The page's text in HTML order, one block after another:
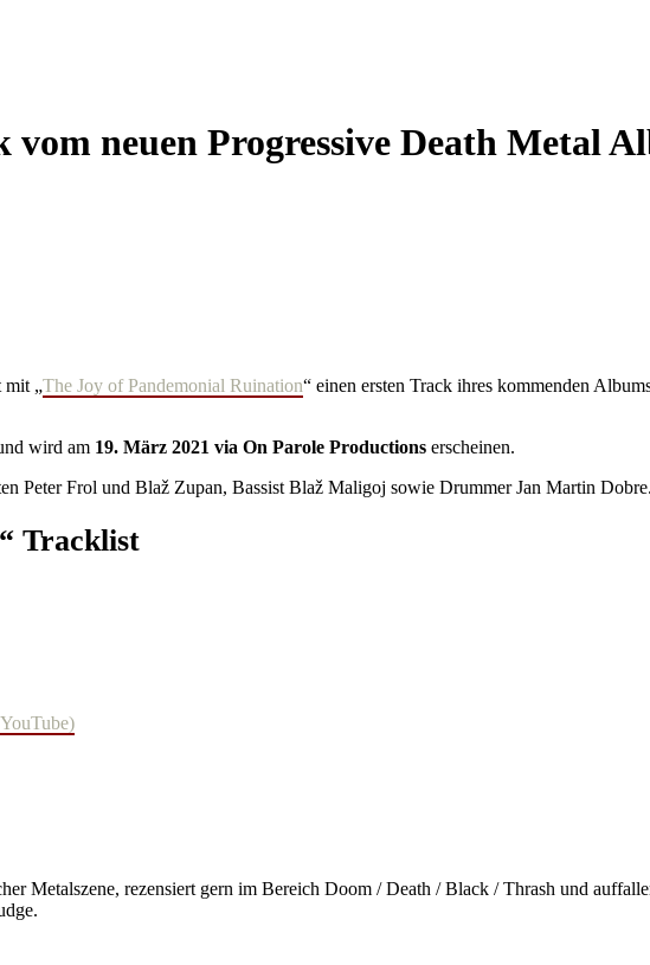
neuen Progressive Death Metal
mit „The Joy of Pandemonial Ruination“ einen ersten Track ihres kommenden
wird am 19. März 2021 via On Parole Productions erscheinen.
Peter Frol und Blaž Zupan, Bassist Blaž Maligoj sowie Drummer Jan Martin Dobre.
Tracklist
Metalszene, rezensiert gern im Bereich Doom / Death / Black / Thrash und